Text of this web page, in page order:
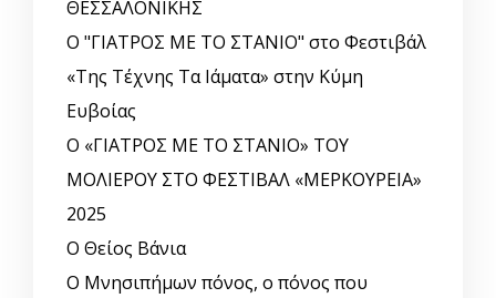
ΘΕΣΣΑΛΟΝΙΚΗΣ
Ο "ΓΙΑΤΡΟΣ ΜΕ ΤΟ ΣΤΑΝΙΟ" στο Φεστιβάλ
«Της Τέχνης Τα Ιάματα» στην Κύμη
Ευβοίας
Ο «ΓΙΑΤΡΟΣ ΜΕ ΤΟ ΣΤΑΝΙΟ» ΤΟΥ
ΜΟΛΙΕΡΟΥ ΣΤΟ ΦΕΣΤΙΒΑΛ «ΜΕΡΚΟΥΡΕΙΑ»
2025
Ο Θείος Βάνια
Ο Μνησιπήμων πόνος, ο πόνος που